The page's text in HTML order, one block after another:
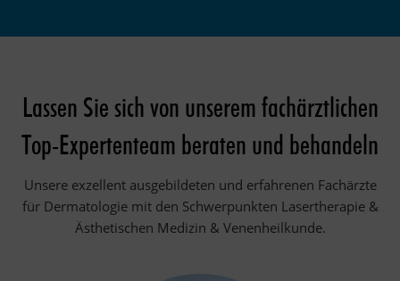
Lassen Sie sich von unserem fachärztlichen
Top-Expertenteam beraten und behandeln
Unsere exzellent ausgebildeten und erfahrenen Fachärzte
für Dermatologie mit den Schwerpunkten Lasertherapie &
Ästhetischen Medizin & Venenheilkunde.